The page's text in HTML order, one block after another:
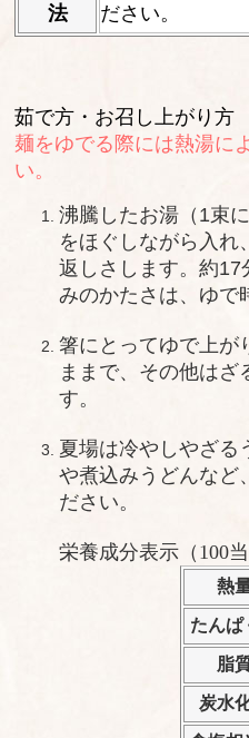
法
ださい。
茹で方・お召し上がり方
麺をゆでる際には熱湯に
い。
沸騰したお湯（1束
をほぐしながら入れ
返しさします。約
みのかたさは、ゆで
箸にとってゆで上が
ままで、その他はざ
す。
夏場は冷やしやざる
や煮込みうどんなど
ださい。
栄養成分表示（100当
熱
たんぱ
脂
炭水